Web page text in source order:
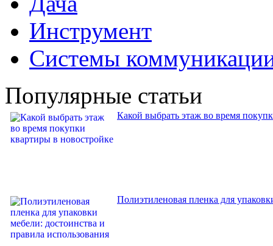
Инструмент
Системы
Популярные статьи
Какой выбрать этаж во время
Полиэтиленовая пленка для